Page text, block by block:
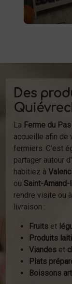
Des
La Ferme du
accueille afin de
fermiers. C’est
partager autour
habitiez à
ou Saint-
rendre visite ou
livraison :
Fruits et
Produits
Viandes et
Plats
Boissons